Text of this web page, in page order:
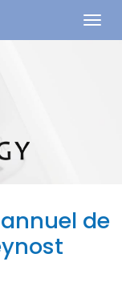
de